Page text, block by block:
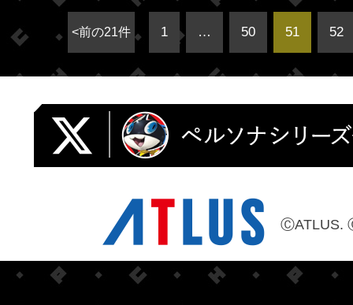
<前の21件 1 … 50 51 52
ⒸATLUS.